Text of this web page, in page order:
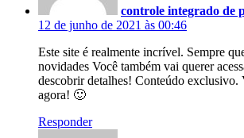
controle integrado de
12 de junho de 2021 às 00:46
Este site é realmente incrível. Sempre
novidades Você também vai querer
descobrir detalhes! Conteúdo exclusivo.
agora! 🙂
Responder